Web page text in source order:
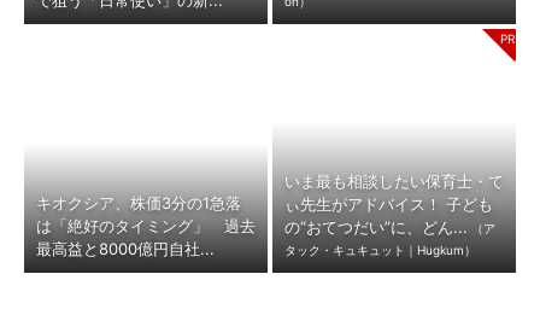
キオクシア、株価3分の1急落
は「絶好のタイミング」 過去
最高益と8000億円自社...
いま最も相談したい保育士・て
ぃ先生がアドバイス！ 子ども
の“おてつだい”に、どん...
（ア
タック・キュキュット｜Hugkum）